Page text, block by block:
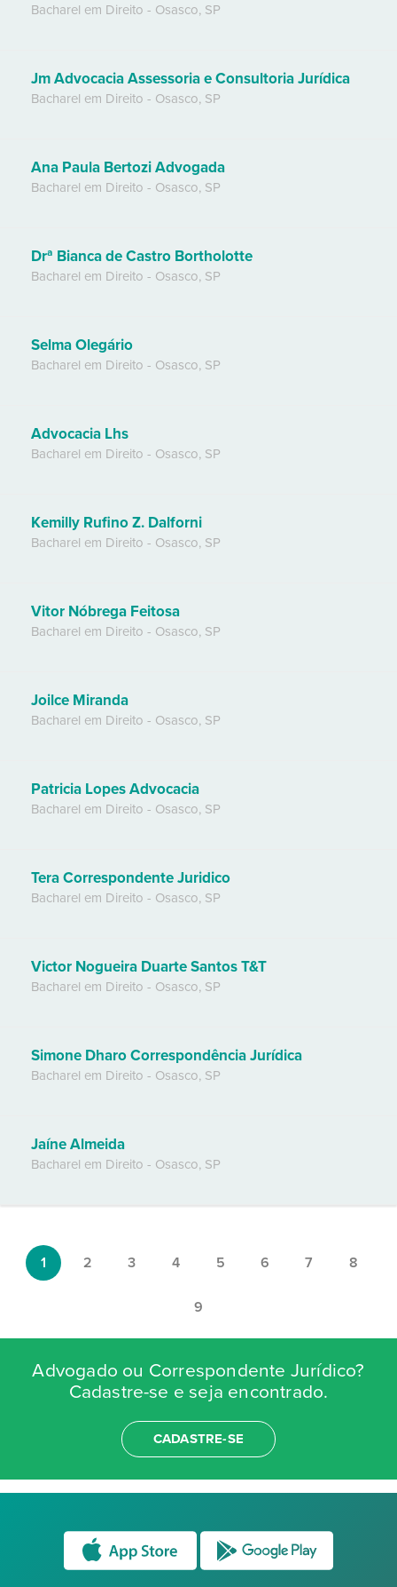
Bacharel em Direito - Osasco, SP
Jm Advocacia Assessoria e Consultoria Jurídica
Bacharel em Direito - Osasco, SP
Ana Paula Bertozi Advogada
Bacharel em Direito - Osasco, SP
Drª Bianca de Castro Bortholotte
Bacharel em Direito - Osasco, SP
Selma Olegário
Bacharel em Direito - Osasco, SP
Advocacia Lhs
Bacharel em Direito - Osasco, SP
Kemilly Rufino Z. Dalforni
Bacharel em Direito - Osasco, SP
Vitor Nóbrega Feitosa
Bacharel em Direito - Osasco, SP
Joilce Miranda
Bacharel em Direito - Osasco, SP
Patricia Lopes Advocacia
Bacharel em Direito - Osasco, SP
Tera Correspondente Juridico
Bacharel em Direito - Osasco, SP
Victor Nogueira Duarte Santos T&T
Bacharel em Direito - Osasco, SP
Simone Dharo Correspondência Jurídica
Bacharel em Direito - Osasco, SP
Jaíne Almeida
Bacharel em Direito - Osasco, SP
1 2 3 4 5 6 7 8
9
Advogado ou Correspondente Jurídico?
Cadastre-se e seja encontrado.
CADASTRE-SE